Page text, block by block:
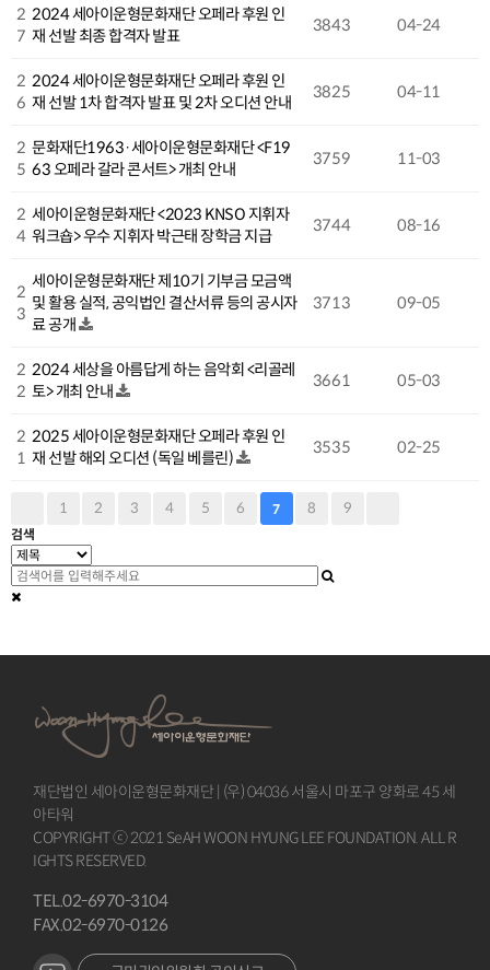
2
7
2024 세아이운형문화재단 오페라 후원 인
재 선발 최종 합격자 발표
3843 04-24
2
6
2024 세아이운형문화재단 오페라 후원 인
재 선발 1차 합격자 발표 및 2차 오디션 안내
3825 04-11
2
5
문화재단1963·세아이운형문화재단 <F19
63 오페라 갈라 콘서트> 개최 안내
3759 11-03
2
4
세아이운형문화재단 <2023 KNSO 지휘자
워크숍> 우수 지휘자 박근태 장학금 지급
3744 08-16
2
3
세아이운형문화재단 제10기 기부금 모금액
및 활용 실적, 공익법인 결산서류 등의 공시자
료 공개
3713 09-05
2
2
2024 세상을 아름답게 하는 음악회 <리골레
토> 개최 안내
3661 05-03
2
1
2025 세아이운형문화재단 오페라 후원 인
재 선발 해외 오디션 (독일 베를린)
3535 02-25
1 2 3 4 5 6 7 8 9
검색
재단법인 세아이운형문화재단 | (우) 04036 서울시 마포구 양화로 45 세
아타워
COPYRIGHT ⓒ 2021 SeAH WOON HYUNG LEE FOUNDATION. ALL R
IGHTS RESERVED.
TEL.02-6970-3104
FAX.02-6970-0126